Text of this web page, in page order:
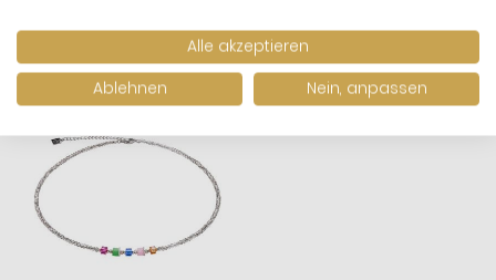
Alle akzeptieren
Ablehnen
Nein, anpassen